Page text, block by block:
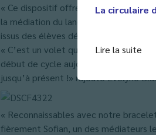
La circulaire
Lire la suite
« Ce dispositif offre un lieu d’écoute
la médiation du langage ». souligne
issus des élèves délégués du niveau
« C’est un volet que nous rajoutons
début de cycle aujourd’hui, pourront
jusqu’à présent !» rajoute Evelyne
« Reconnaissables avec notre
fièrement Sofian, un des médiateurs